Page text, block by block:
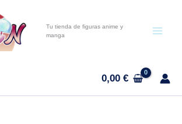
Tu tienda de figuras anime y
manga
0,00€